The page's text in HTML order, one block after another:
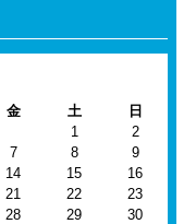
金 土
日
1
2
7 8
9
14 15
16
21 22
23
28 29
30